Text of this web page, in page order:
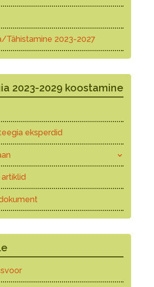
Tähistamine 2023-2027
2023-2029 koostamine
eksperdid